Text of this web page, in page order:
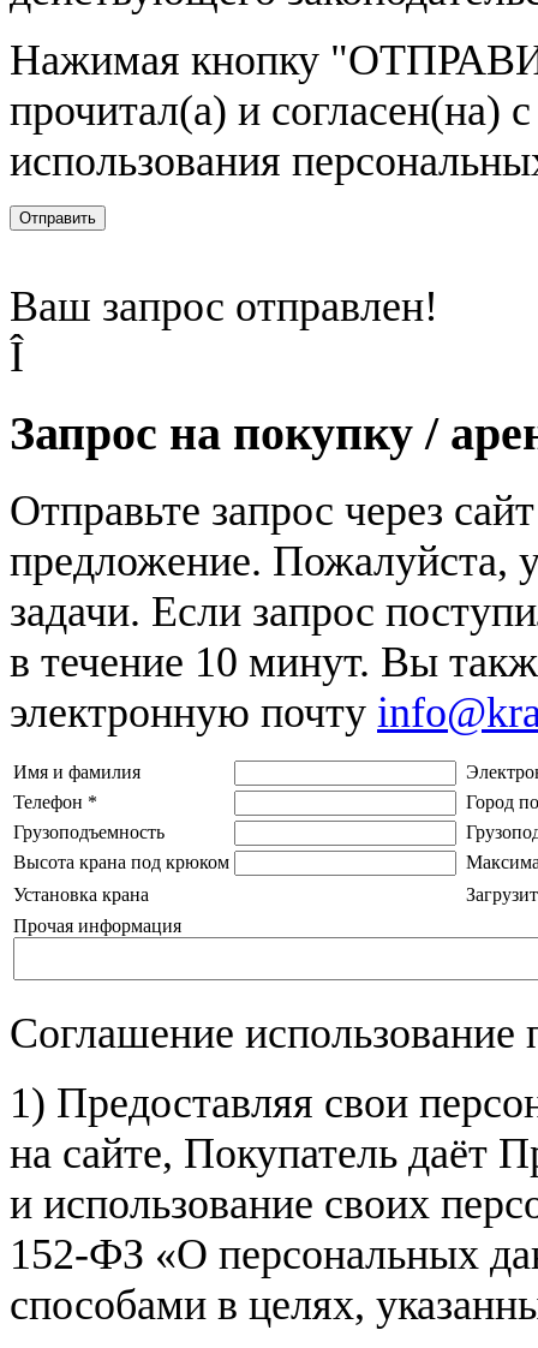
Нажимая кнопку
прочитал(а) и согласен(на)
использования
Отправить
Ваш запрос отправлен!
Î
Запрос на покупку /
Отправьте запрос через
предложение. Пожалуйста,
задачи. Если запрос
в течение 10 минут. Вы
электронную почту
Имя и фамилия
Телефон *
Город
Грузоподъемность
Высота крана под крюком
Установка крана
Прочая информация
Соглашение
1) Предоставляя свои
на сайте, Покупатель даёт
и использование своих
152-ФЗ «О персональных
способами в целях,